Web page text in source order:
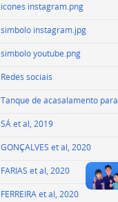
icones instagram.png
simbolo instagram.jpg
simbolo youtube.png
Redes sociais
Tanque de acasalamento
SÁ et al, 2019
GONÇALVES et al, 2020
FARIAS et al, 2020
FERREIRA et al, 2020